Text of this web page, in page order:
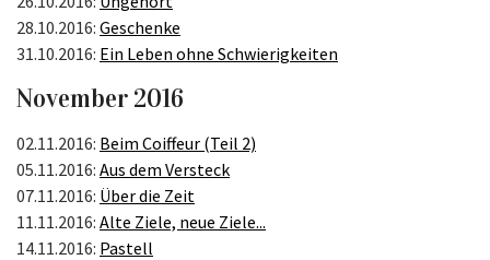
28.10.2016: Geschenke
31.10.2016: Ein Leben ohne Schwierigkeiten
November 2016
02.11.2016: Beim Coiffeur (Teil 2)
05.11.2016: Aus dem Versteck
07.11.2016: Über die Zeit
11.11.2016: Alte Ziele, neue Ziele...
14.11.2016: Pastell